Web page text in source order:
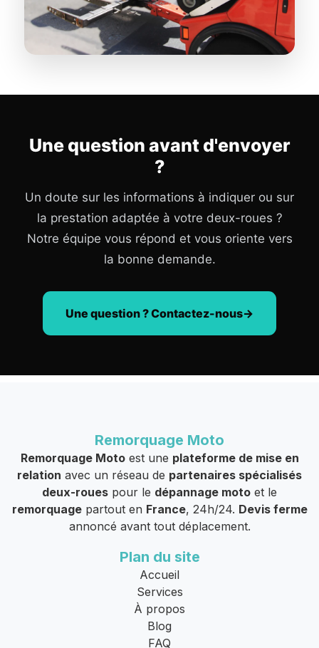
Une question avant d'envoyer
?
Un doute sur les informations à indiquer ou sur
la prestation adaptée à votre deux-roues ?
Notre équipe vous répond et vous oriente vers
la bonne demande.
Une question ? Contactez-nous
Remorquage Moto
Remorquage Motoest une plateforme de mise en
relation avec un réseau de partenaires spécialisés
deux-roues pour le dépannage moto et le
remorquagepartout en France, 24h/24. Devis ferme
annoncé avant tout déplacement.
Plan du site
Accueil
Services
À propos
Blog
FAQ